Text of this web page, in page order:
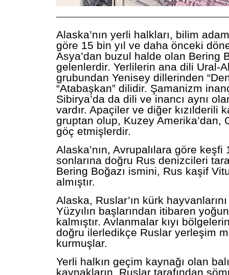
Alaska’nın yerli halkları, bilim
göre 15 bin yıl ve daha önceki
Asya’dan buzul halde olan Bering
gelenlerdir. Yerlilerin ana dili Ural-
grubundan Yenisey dillerinden
“Atabaşkan” dilidir. Şamanizm
Sibirya’da da dili ve inancı aynı
vardır. Apaçiler ve diğer kızılderili
gruptan olup, Kuzey Amerika’dan,
göç etmişlerdir.
Alaska’nın, Avrupalılara göre keşfi
sonlarına doğru Rus denizcileri
Bering Boğazı ismini, Rus kaşif
almıştır.
Alaska, Ruslar’ın kürk
Yüzyılın başlarından itibaren
kalmıştır. Avlanmalar kıyı
doğru ilerledikçe Ruslar yerleşim
kurmuşlar.
Yerli halkın geçim kaynağı olan
kaynakların, Ruslar tarafından